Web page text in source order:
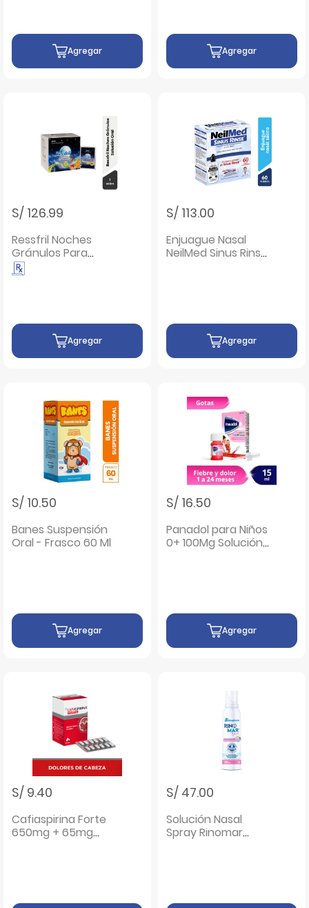
Agregar Agregar
S/ 126.99
Ressfril Noches
Gránulos Para
Solución Oral -
Sobre 1 UN
Agregar
S/ 113.00
Enjuague Nasal
NeilMed Sinus Rinse
Agregar
S/ 10.50
Banes Suspensión
Oral - Frasco 60 Ml
Agregar
S/ 16.50
Panadol para Niños
0+ 100Mg Solución
Agregar
S/ 9.40
Cafiaspirina Forte
650mg + 65mg
S/ 47.00
Solución Nasal
Spray Rinomar